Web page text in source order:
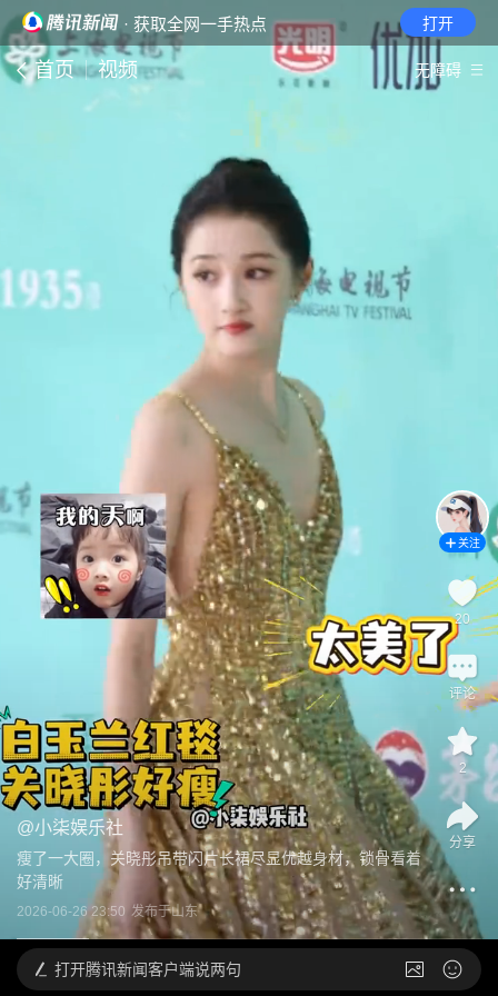
· 获取全网一手热点 打开
首页 视频 无障碍
@小柒娱乐社
瘦了一大圈，关晓彤吊带闪片长裙尽显优越身材，锁骨看着
好清晰
2026-06-26 23:50 发布于山东
关注
20
评论
2
分享
打开腾讯新闻客户端说两句